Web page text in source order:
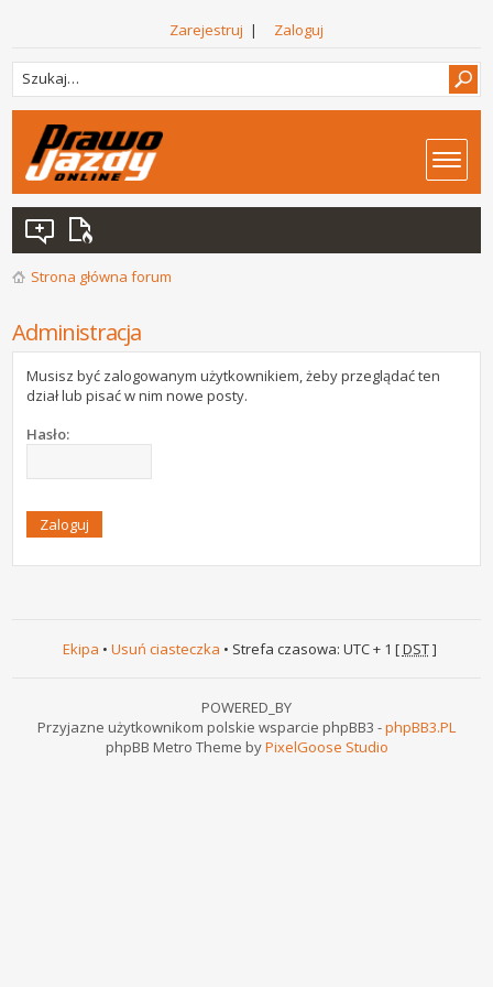
Zarejestruj | Zaloguj
Strona główna forum
Administracja
Musisz być zalogowanym użytkownikiem, żeby przeglądać ten
dział lub pisać w nim nowe posty.
Hasło:
Ekipa • Usuń ciasteczka • Strefa czasowa: UTC + 1 [DST]
POWERED_BY
Przyjazne użytkownikom polskie wsparcie phpBB3 -phpBB3.PL
phpBB Metro Theme byPixelGoose Studio